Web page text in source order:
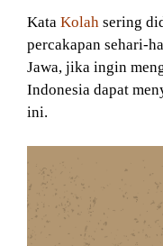
Kata Kolah sering
percakapan sehari-
Jawa, jika ingin
Indonesia dapat
ini.